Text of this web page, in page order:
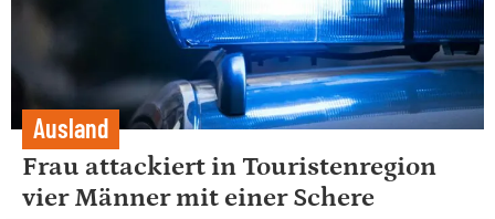
Ausland
Frau attackiert in Touristenregion
vier Männer mit einer Schere